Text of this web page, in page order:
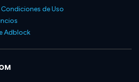
Condiciones de Uso
Adblock